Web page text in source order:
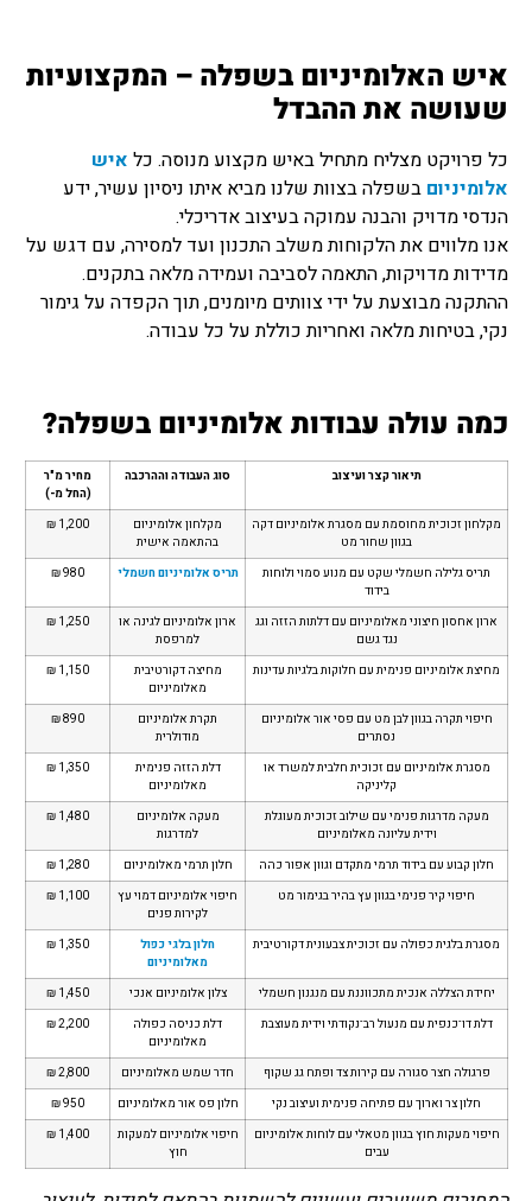
איש האלומיניום בשפלה – המקצועיות
שעושה את ההבדל
כל פרויקט מצליח מתחיל באיש מקצוע מנוסה. כל איש
אלומיניום בשפלה בצוות שלנו מביא איתו ניסיון עשיר, ידע
הנדסי מדויק והבנה עמוקה בעיצוב אדריכלי.
אנו מלווים את הלקוחות משלב התכנון ועד למסירה, עם דגש על
מדידות מדויקות, התאמה לסביבה ועמידה מלאה בתקנים.
ההתקנה מבוצעת על ידי צוותים מיומנים, תוך הקפדה על גימור
נקי, בטיחות מלאה ואחריות כוללת על כל עבודה.
כמה עולה עבודות אלומיניום בשפלה?
תיאור קצר ועיצוב סוג העבודה וההרכבה
מחיר מ"ר
(החל מ-)
מקלחון זכוכית מחוסמת עם מסגרת אלומיניום דקה
בגוון שחור מט
מקלחון אלומיניום
בהתאמה אישית
1,200 ₪
תריס גלילה חשמלי שקט עם מנוע סמוי ולוחות
בידוד
תריס אלומיניום חשמלי 980 ₪
ארון אחסון חיצוני מאלומיניום עם דלתות הזזה וגג
נגד גשם
ארון אלומיניום לגינה או
למרפסת
1,250 ₪
מחיצת אלומיניום פנימית עם חלוקות בלגיות עדינות
מחיצה דקורטיבית
מאלומיניום
1,150 ₪
חיפוי תקרה בגוון לבן מט עם פסי אור אלומיניום
נסתרים
תקרת אלומיניום
מודולרית
890 ₪
מסגרת אלומיניום עם זכוכית חלבית למשרד או
קליניקה
דלת הזזה פנימית
מאלומיניום
1,350 ₪
מעקה מדרגות פנימי עם שילוב זכוכית מעוגלת
וידית עליונה מאלומיניום
מעקה אלומיניום
למדרגות
1,480 ₪
חלון קבוע עם בידוד תרמי מתקדם וגוון אפור כהה חלון תרמי מאלומיניום
1,280 ₪
חיפוי קיר פנימי בגוון עץ בהיר בגימור מט
חיפוי אלומיניום דמוי עץ
לקירות פנים
1,100 ₪
מסגרת בלגית כפולה עם זכוכית צבעונית דקורטיבית
חלון בלגי כפול
מאלומיניום
1,350 ₪
יחידת הצללה אנכית מתכווננת עם מנגנון חשמלי צלון אלומיניום אנכי
1,450 ₪
דלת דו־כנפית עם מנעול רב־נקודתי וידית מעוצבת
דלת כניסה כפולה
מאלומיניום
2,200 ₪
פרגולה חצר סגורה עם קירות צד ופתח גג שקוף חדר שמש מאלומיניום
2,800 ₪
חלון צר וארוך עם פתיחה פנימית ועיצוב נקי
חלון פס אור מאלומיניום
950 ₪
חיפוי מעקות חוץ בגוון מטאלי עם לוחות אלומיניום
עבים
חיפוי אלומיניום למעקות
חוץ
1,400 ₪